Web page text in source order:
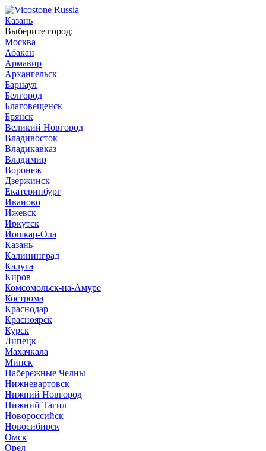
Казань
Выберите город:
Москва
Абакан
Армавир
Архангельск
Барнаул
Белгород
Благовещенск
Брянск
Великий Новгород
Владивосток
Владикавказ
Владимир
Воронеж
Дзержинск
Екатеринбург
Иваново
Ижевск
Иркутск
Йошкар-Ола
Казань
Калининград
Калуга
Киров
Комсомольск-на-Амуре
Кострома
Краснодар
Красноярск
Курск
Липецк
Махачкала
Минск
Набережные Челны
Нижневартовск
Нижний Новгород
Нижний Тагил
Новороссийск
Новосибирск
Омск
Орел